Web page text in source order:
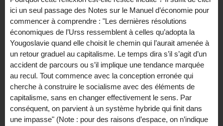
ici un seul passage des Notes sur le Manuel d’économie pour
commencer à comprendre : "Les dernières résolutions
économiques de l’Urss ressemblent à celles qu’adopta la
Yougoslavie quand elle choisit le chemin qui l’aurait amenée à
un retour graduel au capitalisme. Le temps dira s’il s’agit d’un
accident de parcours ou s’il implique une tendance marquée
au recul. Tout commence avec la conception erronée qui
cherche à construire le socialisme avec des éléments de
capitalisme, sans en changer effectivement le sens. Par
conséquent, on parvient à un système hybride qui finit dans
une impasse" (Note : pour des raisons d’espace, on n’indique